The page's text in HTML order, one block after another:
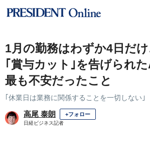
1月の勤務はわずか4日だ
｢賞与カット｣を告げられ
最も不安だったこと
｢休業日は業務に関係することを一切しない｣
高尾 泰朗 +フォロー
日経ビジネス記者